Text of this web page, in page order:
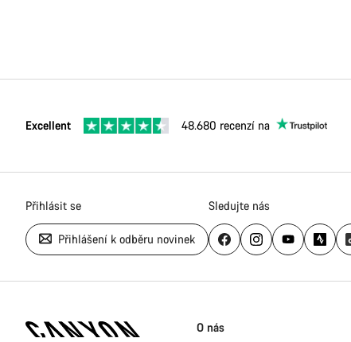
Excellent 48.680 recenzí na
Přihlásit se
Přihlášení k odběru novinek
Sledujte nás
stránky
O nás